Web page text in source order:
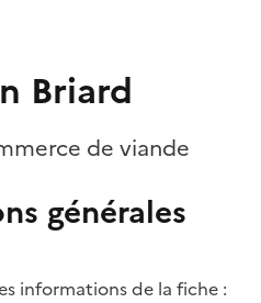
Briard
de viande
générales
informations de la fiche :